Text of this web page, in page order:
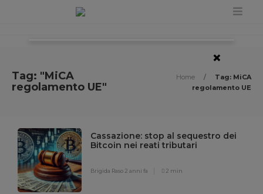
Tag: "MiCA
regolamento UE"
Home /
Tag: MiCA
regolamento UE
Cassazione: stop al sequestro dei
Bitcoin nei reati tributari
Brigida Raso 2 anni fa 2 min
×